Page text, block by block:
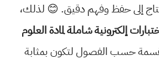
إلى حفظ وفهم دقيق. 😊 لذلك،
إلكترونية شاملة لمادة العلوم
حسب الفصول لتكون بمثابة